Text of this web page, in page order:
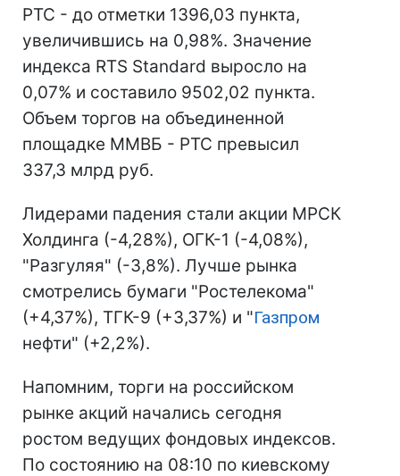
РТС - до отметки 1396,03 пункта,
увеличившись на 0,98%. Значение
индекса RTS Standard выросло на
0,07% и составило 9502,02 пункта.
Объем торгов на объединенной
площадке ММВБ - РТС превысил
337,3 млрд руб.
Лидерами падения стали акции МРСК
Холдинга (-4,28%), ОГК-1 (-4,08%),
"Разгуляя" (-3,8%). Лучше рынка
смотрелись бумаги "Ростелекома"
(+4,37%), ТГК-9 (+3,37%) и "Газпром
нефти" (+2,2%).
Напомним, торги на российском
рынке акций начались сегодня
ростом ведущих фондовых индексов.
По состоянию на 08:10 по киевскому